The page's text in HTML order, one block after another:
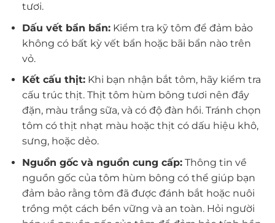
tươi.
Dấu vết bẩn bẩn:Kiểm tra kỹ tôm để đảm bảo
không có bất kỳ vết bẩn hoặc bãi bẩn nào trên
vỏ.
Kết cấu thịt:Khi bạn nhận bắt tôm, hãy kiểm tra
cấu trúc thịt. Thịt tôm hùm bông tươi nên đầy
đặn, màu trắng sữa, và có độ đàn hồi. Tránh chọn
tôm có thịt nhạt màu hoặc thịt có dấu hiệu khô,
sưng, hoặc dẻo.
Nguồn gốc và nguồn cung cấp:Thông tin về
nguồn gốc của tôm hùm bông có thể giúp bạn
đảm bảo rằng tôm đã được đánh bắt hoặc nuôi
trồng một cách bền vững và an toàn. Hỏi người